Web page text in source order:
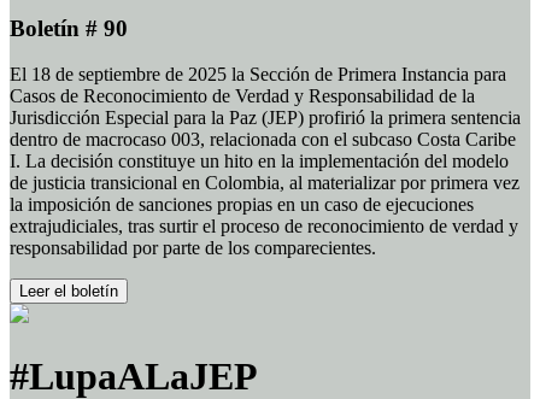
Boletín # 90
El 18 de septiembre de 2025 la Sección de Primera Instancia para
Casos de Reconocimiento de Verdad y Responsabilidad de la
Jurisdicción Especial para la Paz (JEP) profirió la primera sentencia
dentro de macrocaso 003, relacionada con el subcaso Costa Caribe
I. La decisión constituye un hito en la implementación del modelo
de justicia transicional en Colombia, al materializar por primera vez
la imposición de sanciones propias en un caso de ejecuciones
extrajudiciales, tras surtir el proceso de reconocimiento de verdad y
responsabilidad por parte de los comparecientes.
Leer el boletín
#LupaALaJEP